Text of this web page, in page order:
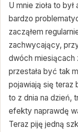
U mnie zioła to
bardzo
zacząłem
zachwycający,
dwóch miesiącach
przestała być tak
pojawiają się teraz
to z dnia na dzień,
efekty naprawdę
Teraz piję jedną